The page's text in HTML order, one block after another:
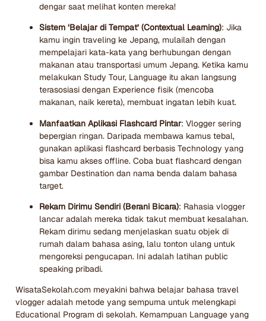
dengar saat melihat konten mereka!
Sistem ‘Belajar di Tempat’ (Contextual Learning): Jika
kamu ingin traveling ke Jepang, mulailah dengan
mempelajari kata-kata yang berhubungan dengan
makanan atau transportasi umum Jepang. Ketika kamu
melakukan Study Tour, Language itu akan langsung
terasosiasi dengan Experience fisik (mencoba
makanan, naik kereta), membuat ingatan lebih kuat.
Manfaatkan Aplikasi Flashcard Pintar: Vlogger sering
bepergian ringan. Daripada membawa kamus tebal,
gunakan aplikasi flashcard berbasis Technology yang
bisa kamu akses offline. Coba buat flashcard dengan
gambar Destination dan nama benda dalam bahasa
target.
Rekam Dirimu Sendiri (Berani Bicara): Rahasia vlogger
lancar adalah mereka tidak takut membuat kesalahan.
Rekam dirimu sedang menjelaskan suatu objek di
rumah dalam bahasa asing, lalu tonton ulang untuk
mengoreksi pengucapan. Ini adalah latihan public
speaking pribadi.
WisataSekolah.com meyakini bahwa belajar bahasa travel
vlogger adalah metode yang sempurna untuk melengkapi
Educational Program di sekolah. Kemampuan Language yang